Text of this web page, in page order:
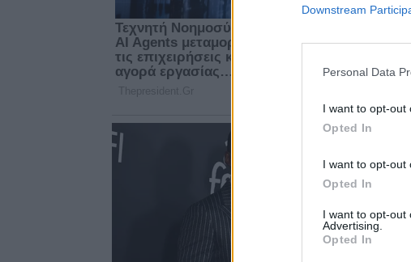
Downstream
Personal Data
I want to opt-out
Opted In
I want to opt-out
Opted In
I want to opt-out
Advertising.
Opted In